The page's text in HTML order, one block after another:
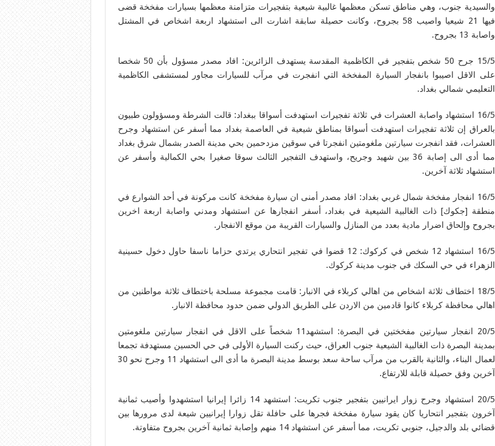
والسيدية جنوب، وهي مناطق تسكن معظمها غالبية شيعية بتفجيرات متزامنة معظمها بسيارات مفخخة قضى
فيها 21 شيعيا واصيب 58 بجروح، وكانت حصيلة سابقة اشارت الى استشهاد اربعة اشخاص في المشتل
واصابة 13 بجروح.
15/5 جرح 50 شخص بتفجير في الكاظمية المقدسة يستهدف الزائرين: افاد مصدر مسؤول بأن 50 شخصا
على الاقل اصيبوا بانفجار السيارة المفخخة التي انفجرت في مرآب للسيارات مجاور لمستشفى الكاظمية
التعليمي شمالي بغداد.
16/5 استشهاد واصابة العشرات في ثلاثة تفجيرات استهدفت أسواقا ببغداد: قالت الشرطة ومسؤولون طبيون
بالعراق إن ثلاثة تفجيرات استهدفت أسواقا بمناطق شيعية في العاصمة بغداد مما أسفر عن استشهاد وجرح
العشرات، فقد انفجرت سيارتين ملغومتين انفجرتا في سوقين مزدحمين بحي مدينة الصدر بشمال شرق بغداد
مما أدى الى إصابة 36 بين شهيد وجريح، واستهدف التفجير الثالث سوقا صغيرا بحي الكمالية وأسفر عن
استشهاد ثلاثة آخرين.
16/5 انفجار مفخخة شمال غربي بغداد: افاد مصدر أمنى ان سيارة مفخخة كانت مركونة في أحد الشوارع في
منطقة [جكوك] ذات الغالبية الشيعية في بغداد، أسفر انفجارها عن استشهاد ومدني واصابة اربعة اخرين
بجروح وإلحاق اضرار مادية بعدد من المنازل والسيارات القريبة من موقع الانفجار.
16/5 استشهاد 12 شخص في كركوك: 12 قضوا في تفجير انتحاري يرتدي حزاما ناسفا حاول دخول حسينية
الزهراء في حي السكك في جنوب مدينة كركوك.
18/5 اختطاف ثلاثة اشخاص من اهالي كربلاء في الانبار: قامت مجموعة مسلحة باختطاف ثلاثة مواطنين من
اهالي محافظة كربلاء كانوا قادمين من الاردن على الطريق الدولي ضمن حدود محافظة الانبار.
20/5 انفجار سيارتين مفخختين في البصرة: استشهد11 شخصاً على الاقل في انفجار سيارتين ملغومتين
بمدينة البصرة ذات الغالبية الشيعية جنوب العراق، حيث ركنت السيارة الأولى في حي الحسين مستهدفة تجمعا
لعمال البناء، والثانية بالقرب من مرآب ساحة سعد بوسط مدينة البصرة ما أدى الى استشهاد 11 وجرح نحو 30
آخرين وفق حصيلة قابلة للارتفاع.
20/5 استشهاد وجرح زوار ايرانيين بتفجير جنوب تكريت: استشهد 14 زائرا إيرانيا استشهدوا وأصيب ثمانية
آخرون بتفجير انتحاريا كان يقود سيارة مفخخة فجرها على حافلة تقل زوارا إيرانيين شيعة لدى مرورها بين
قضائي بلد والدجيل، جنوبي تكريت، مما أسفر عن استشهاد 14 منهم وإصابة ثمانية آخرين بجروح متفاوتة.